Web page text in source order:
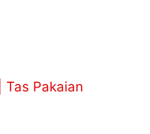
Tas Pakaian